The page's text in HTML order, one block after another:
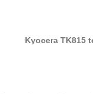
Kyocera TK815